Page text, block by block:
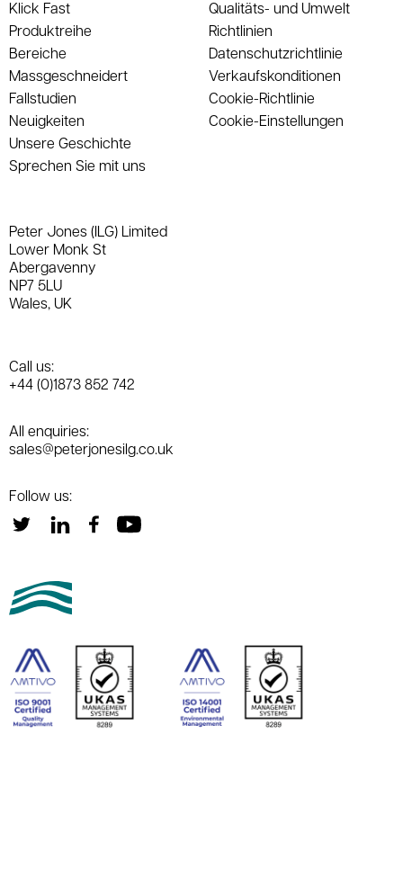
Klick Fast
Produktreihe
Bereiche
Massgeschneidert
Fallstudien
Neuigkeiten
Unsere Geschichte
Sprechen Sie mit uns
Qualitäts- und Umwelt
Richtlinien
Datenschutzrichtlinie
Verkaufskonditionen
Cookie-Richtlinie
Cookie-Einstellungen
Peter Jones (ILG) Limited
Lower Monk St
Abergavenny
NP7 5LU
Wales, UK
Call us:
+44 (0)1873 852 742
All enquiries:
sales@peterjonesilg.co.uk
Follow us: